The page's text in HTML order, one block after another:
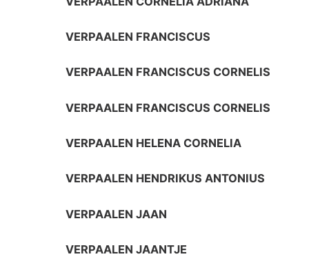
VERPAALEN FRANCISCUS
VERPAALEN FRANCISCUS CORNELIS
VERPAALEN FRANCISCUS CORNELIS
VERPAALEN HELENA CORNELIA
VERPAALEN HENDRIKUS ANTONIUS
VERPAALEN JAAN
VERPAALEN JAANTJE